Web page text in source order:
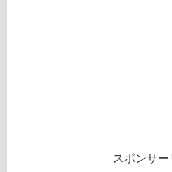
スポンサー